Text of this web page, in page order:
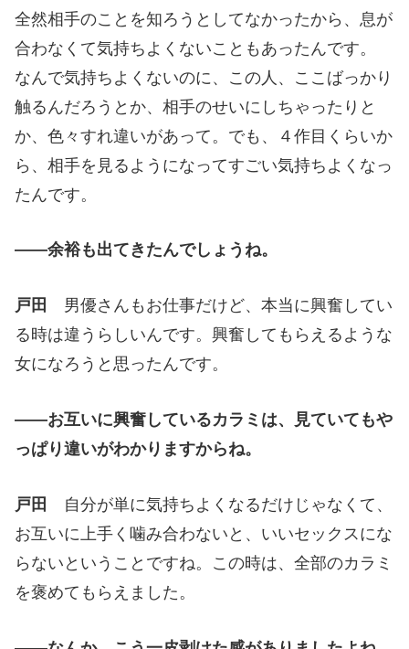
全然相手のことを知ろうとしてなかったから、息が
合わなくて気持ちよくないこともあったんです。
なんで気持ちよくないのに、この人、ここばっかり
触るんだろうとか、相手のせいにしちゃったりと
か、色々すれ違いがあって。でも、４作目くらいか
ら、相手を見るようになってすごい気持ちよくなっ
たんです。
——余裕も出てきたんでしょうね。
戸田
男優さんもお仕事だけど、本当に興奮してい
る時は違うらしいんです。興奮してもらえるような
女になろうと思ったんです。
——お互いに興奮しているカラミは、見ていてもや
っぱり違いがわかりますからね。
戸田
自分が単に気持ちよくなるだけじゃなくて、
お互いに上手く噛み合わないと、いいセックスにな
らないということですね。この時は、全部のカラミ
を褒めてもらえました。